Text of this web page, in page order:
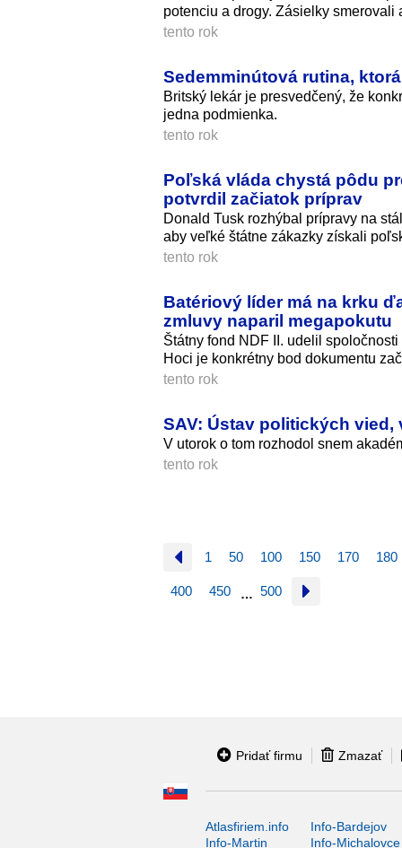
potenciu a drogy. Zásielky smerovali
tento rok
Sedemminútová rutina,
Britský lekár je presvedčený, že
jedna podmienka.
tento rok
Poľská vláda chystá pôdu
potvrdil začiatok príprav
Donald Tusk rozhýbal prípravy na
aby veľké štátne zákazky získali
tento rok
Batériový líder má na krku
zmluvy naparil megapokutu
Štátny fond NDF II. udelil
Hoci je konkrétny bod dokumentu
tento rok
SAV: Ústav politických
V utorok o tom rozhodol snem
tento rok
1 50 100 150 170 180
400 450 … 500
Pridať firmu Zmazať
Atlasfiriem.info
Info-Bardejov
Info-Martin
Info-Michalovce